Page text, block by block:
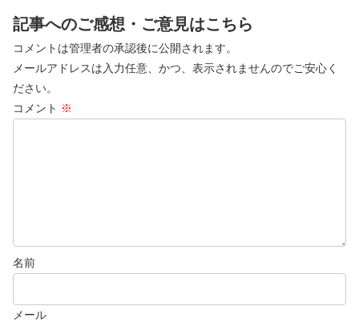
記事へのご感想・ご意見はこちら
コメントは管理者の承認後に公開されます。
メールアドレスは入力任意、かつ、表示されませんのでご安心く
ださい。
コメント ※
名前
メール